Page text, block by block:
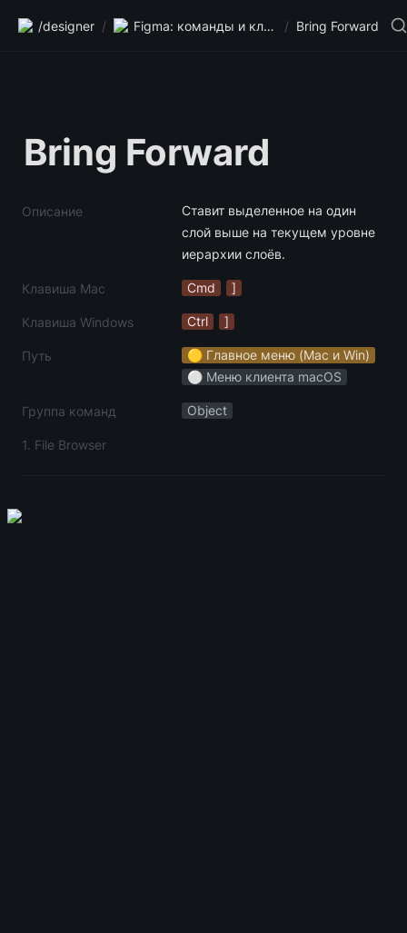
/designer / Figma: команды и клавиши / Bring Forward
Bring Forward
Описание
Ставит выделенное на один
слой выше на текущем уровне
иерархии слоёв.
Клавиша Mac Cmd ]
Клавиша Windows Ctrl ]
Путь
🟡 Главное меню (Mac и Win)
⚪️ Меню клиента macOS
Группа команд Object
1. File Browser